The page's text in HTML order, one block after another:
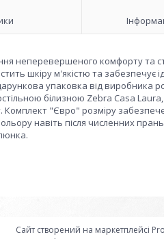
неперевершеного комфорту та
шкіру м'якістю та забезпечує
упаковка від виробника
білизною Zebra Casa
Комплект "Євро" розміру
навіть після численних
Сайт створений на маркетплейсі